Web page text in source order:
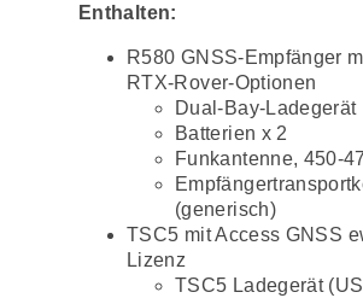
Enthalten:
R580 GNSS-Empfänger
RTX-Rover-Optionen
Dual-Bay-Ladegerät
Batterien x 2
Funkantenne, 450-
(generisch)
TSC5 mit Access GNSS
Lizenz
TSC5 Ladegerät